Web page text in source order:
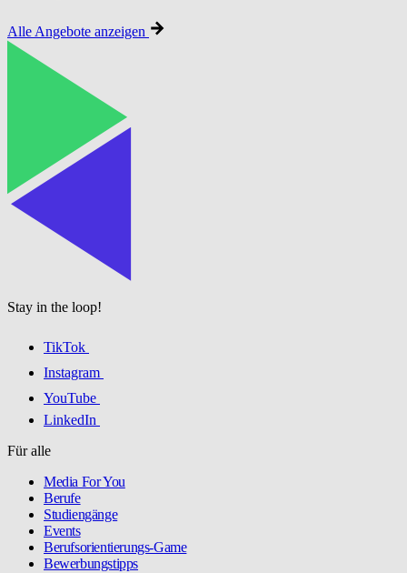
Alle Angebote anzeigen
Stay in the loop!
TikTok
Instagram
YouTube
LinkedIn
Für alle
Media For You
Berufe
Studiengänge
Events
Berufsorientierungs-Game
Bewerbungstipps